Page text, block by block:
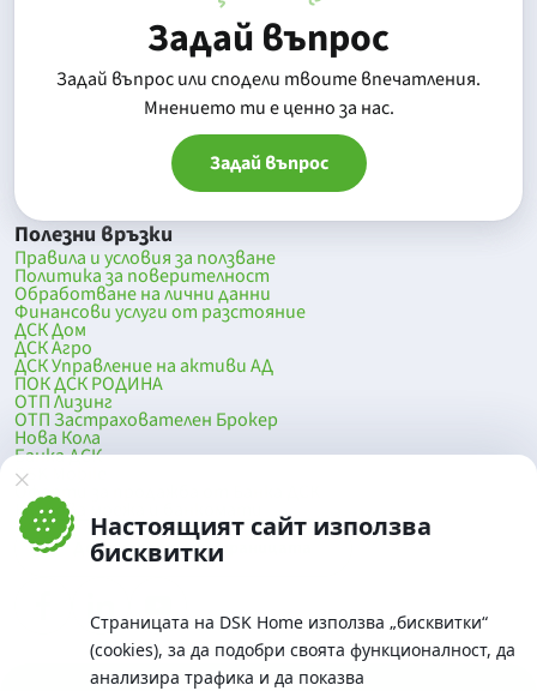
Настоящият сайт използва
бисквитки
Страницата на DSK Home използва „бисквитки“
(cookies), за да подобри своята функционалност, да
анализира трафика и да показва
Задай въпрос
Задай въпрос или сподели твоите впечатления.
Mнението ти е ценно за нас.
Задай въпрос
Полезни връзки
Правила и условия за ползване
Политика за поверителност
Обработване на лични данни
Финансови услуги от разстояние
ДСК Дом
ДСК Агро
ДСК Управление на активи АД
ПОК ДСК РОДИНА
ОТП Лизинг
ОТП Застрахователен Брокер
Нова Кола
Банка ДСК
DSK Mobile
Оферти за продажба от Банка ДСК
Клонова мрежа и банкомати
До началото на страницата